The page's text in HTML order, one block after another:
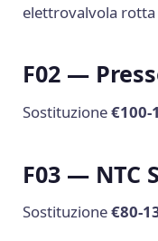
elettrovalvola rotta
F02 —
Sostituzione€100-
F03 — NTC
Sostituzione€80-